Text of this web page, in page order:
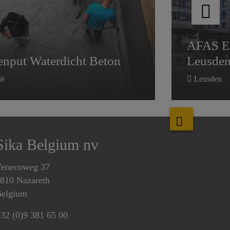
Waterdicht Beton
AFAS
Leusden
Belgium nv
37
Nazareth
(0)9 381 65 00